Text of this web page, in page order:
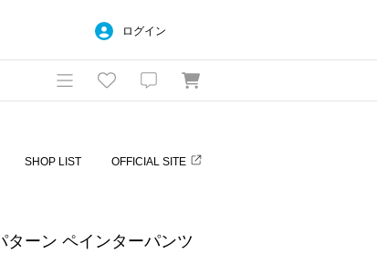
ログイン
SHOP LIST OFFICIAL SITE
ーン ペインターパンツ